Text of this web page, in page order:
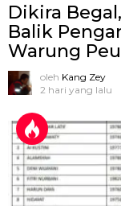
Dikira
Balik
Warung
oleh Kang Zey
2 hari yang lalu